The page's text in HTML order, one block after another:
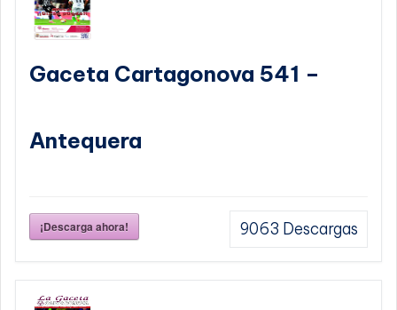
Gaceta Cartagonova 541 –
Antequera
¡Descarga ahora! 9063 Descargas